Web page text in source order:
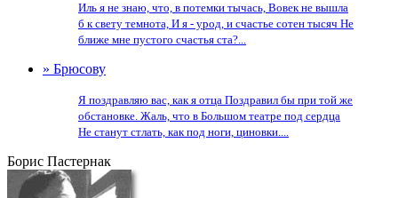
Иль я не знаю, что, в потемки тычась, Вовек не вышла
б к свету темнота, И я - урод, и счастье сотен тысяч Не
ближе мне пустого счастья ста?...
» Брюсову
Я поздравляю вас, как я отца Поздравил бы при той же
обстановке. Жаль, что в Большом театре под сердца
Не станут стлать, как под ноги, циновки....
Борис Пастернак